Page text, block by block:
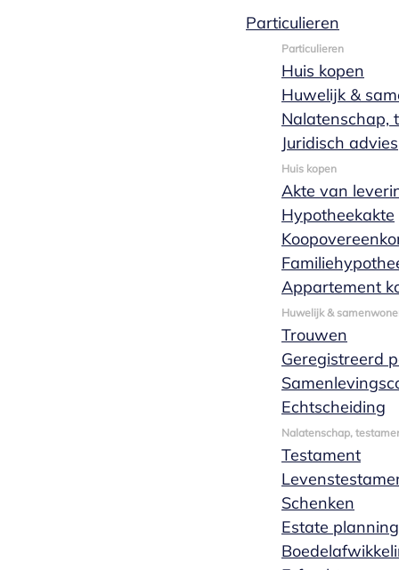
Particulieren
Particulieren
Huis kopen
Huwelijk &
Nalatenschap,
Juridisch advies
Huis kopen
Akte van
Hypotheekakte
Appartement
Huwelijk &
Trouwen
Geregistreerd
Echtscheiding
Nalatenschap,
Testament
Schenken
Estate planning
Tim van Bree
Bekijk het hele team